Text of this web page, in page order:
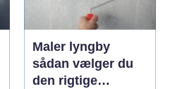
Maler lyngby
sådan vælger du
den rigtige